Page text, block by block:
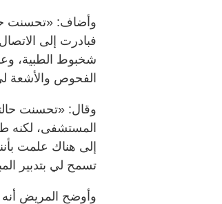
وأضاف: «تحسنت
فبادرت إلى
شخبوط الطبية،
الفحوص والأشعة
وقال: «تحسنت
المستشفى، لكنه
تسمح لي بتدبير
وأوضح المريض أنه